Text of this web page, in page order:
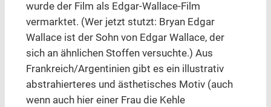
wurde der Film als Edgar-Wallace-Film
vermarktet. (Wer jetzt stutzt: Bryan Edgar
Wallace ist der Sohn von Edgar Wallace, der
sich an ähnlichen Stoffen versuchte.) Aus
Frankreich/Argentinien gibt es ein illustrativ
abstrahierteres und ästhetisches Motiv (auch
wenn auch hier einer Frau die Kehle